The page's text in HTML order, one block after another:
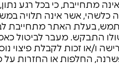
מתחייבת, כי בכל רגע
כלשהי, אשר אינה תלויה
בעלת האתר מתחייבת
התבקש. מעבר לביטול
ו/או זכות לקבלת פיצוי
החלפות או החזרות